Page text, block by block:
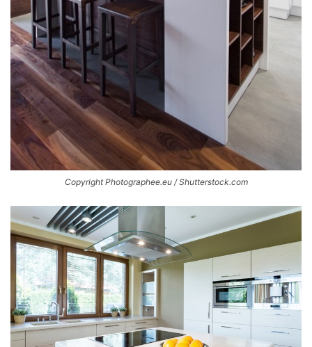
Copyright Photographee.eu / Shutterstock.com